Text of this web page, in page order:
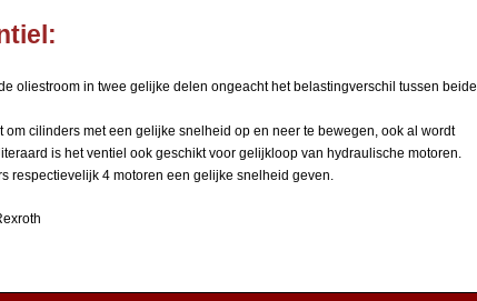
oliestroom in twee gelijke delen ongeacht het belastingverschil tussen beide
om cilinders met een gelijke snelheid op en neer te bewegen, ook al wordt
is het ventiel ook geschikt voor gelijkloop van hydraulische motoren.
respectievelijk 4 motoren een gelijke snelheid geven.